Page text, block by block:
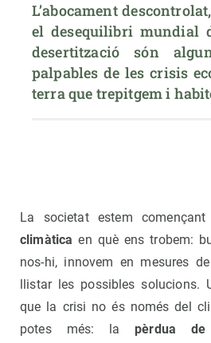
L’abocament
el desequilibri mundial
desertització són
palpables de les crisis
terra que trepitgem i
La societat estem
climàtica en què ens trobem:
nos-hi, innovem en mesures
llistar les possibles solucions.
que la crisi no és només del
potes més: lapèrdua de